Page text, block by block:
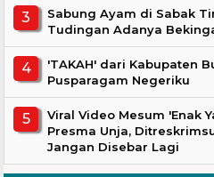
Sabung Ayam di Sabak
Tudingan Adanya
'TAKAH' dari Kabupaten
Pusparagam Negeriku
Viral Video Mesum 'Enak
Presma Unja,
Jangan Disebar Lagi